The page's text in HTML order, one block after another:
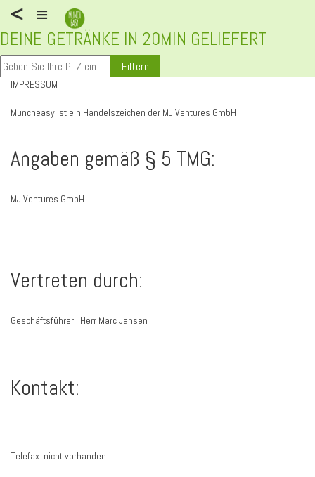
< ≡
DEINE GETRÄNKE IN 20MIN GELIEFERT
Filtern
IMPRESSUM
Muncheasy ist ein Handelszeichen der MJ Ventures GmbH
Angaben gemäß § 5 TMG:
MJ Ventures GmbH
Vertreten durch:
Geschäftsführer : Herr Marc Jansen
Kontakt:
Telefax: nicht vorhanden